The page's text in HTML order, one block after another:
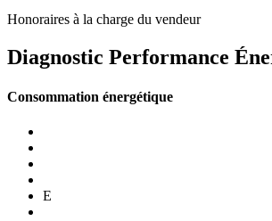
Honoraires à la charge du vendeur
Diagnostic Performance
Consommation énergétique
E